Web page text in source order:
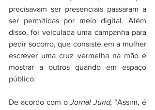
precisavam ser presenciais passaram a
ser permitidas por meio digital. Além
disso, foi veiculada uma campanha para
pedir socorro, que consiste em a mulher
escrever uma cruz vermelha na mão e
mostrar a outros quando em espaço
público.
De acordo com o Jornal Jurid, “Assim, é